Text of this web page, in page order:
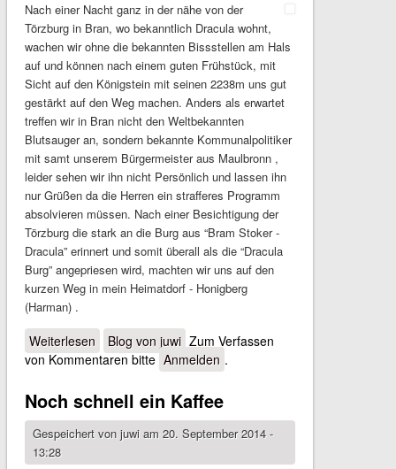
Nach einer Nacht ganz in der nähe von der
Törzburg in Bran, wo bekanntlich Dracula wohnt,
wachen wir ohne die bekannten Bissstellen am Hals
auf und können nach einem guten Frühstück, mit
Sicht auf den Königstein mit seinen 2238m uns gut
gestärkt auf den Weg machen. Anders als erwartet
treffen wir in Bran nicht den Weltbekannten
Blutsauger an, sondern bekannte Kommunalpolitiker
mit samt unserem Bürgermeister aus Maulbronn ,
leider sehen wir ihn nicht Persönlich und lassen ihn
nur Grüßen da die Herren ein strafferes Programm
absolvieren müssen. Nach einer Besichtigung der
Törzburg die stark an die Burg aus “Bram Stoker -
Dracula” erinnert und somit überall als die “Dracula
Burg” angepriesen wird, machten wir uns auf den
kurzen Weg in mein Heimatdorf - Honigberg
(Harman) .
Weiterlesen über Zuhause
Blog von juwi Zum Verfassen
von Kommentaren bitte Anmelden .
Noch schnell ein Kaffee
Gespeichert von juwiam 20. September 2014 -
13:28